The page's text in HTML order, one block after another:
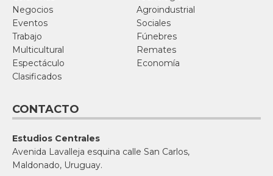
Negocios
Agroindustrial
Eventos
Sociales
Trabajo
Fúnebres
Multicultural
Remates
Espectáculo
Economía
Clasificados
CONTACTO
Estudios Centrales
Avenida Lavalleja esquina calle San Carlos,
Maldonado, Uruguay.